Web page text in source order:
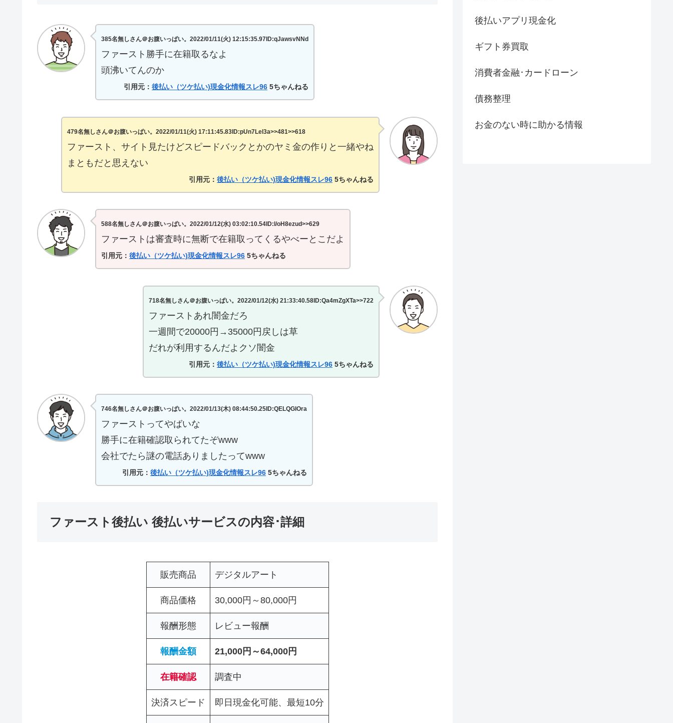
385名無しさん＠お腹いっぱい。2022/01/11(火) 12:15:35.97ID:qJawsvNNd
ファースト勝手に在籍取るなよ
頭沸いてんのか
引用元： 後払い（ツケ払い)現金化情報スレ96 5ちゃんねる
479名無しさん＠お腹いっぱい。2022/01/11(火) 17:11:45.83ID:pUn7Lel3a>>481>>618
ファースト、サイト見たけどスピードバックとかのヤミ金の作りと一緒やね
まともだと思えない
引用元： 後払い（ツケ払い)現金化情報スレ96 5ちゃんねる
588名無しさん＠お腹いっぱい。2022/01/12(水) 03:02:10.54ID:l/oH8ezud>>629
ファーストは審査時に無断で在籍取ってくるやべーとこだよ
引用元： 後払い（ツケ払い)現金化情報スレ96 5ちゃんねる
718名無しさん＠お腹いっぱい。2022/01/12(水) 21:33:40.58ID:Qa4mZgXTa>>722
ファーストあれ闇金だろ
一週間で20000円→35000円戻しは草
だれが利用するんだよクソ闇金
引用元： 後払い（ツケ払い)現金化情報スレ96 5ちゃんねる
746名無しさん＠お腹いっぱい。2022/01/13(木) 08:44:50.25ID:QELQGIOra
ファーストってやばいな
勝手に在籍確認取られてたぞwww
会社でたら謎の電話ありましたってwww
引用元： 後払い（ツケ払い)現金化情報スレ96 5ちゃんねる
ファースト後払い 後払いサービスの内容･詳細
販売商品 デジタルアート
商品価格 30,000円～80,000円
報酬形態 レビュー報酬
報酬金額 21,000円～64,000円
在籍確認 調査中
決済スピード 即日現金化可能、最短10分
後払いアプリ現金化
ギフト券買取
消費者金融･カードローン
債務整理
お金のない時に助かる情報